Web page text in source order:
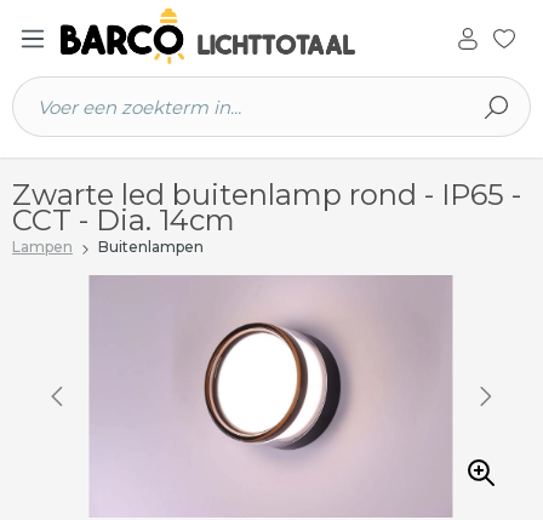
hoofdinhoud
Zwarte led buitenlamp rond - IP65 -
CCT - Dia. 14cm
Lampen Buitenlampen